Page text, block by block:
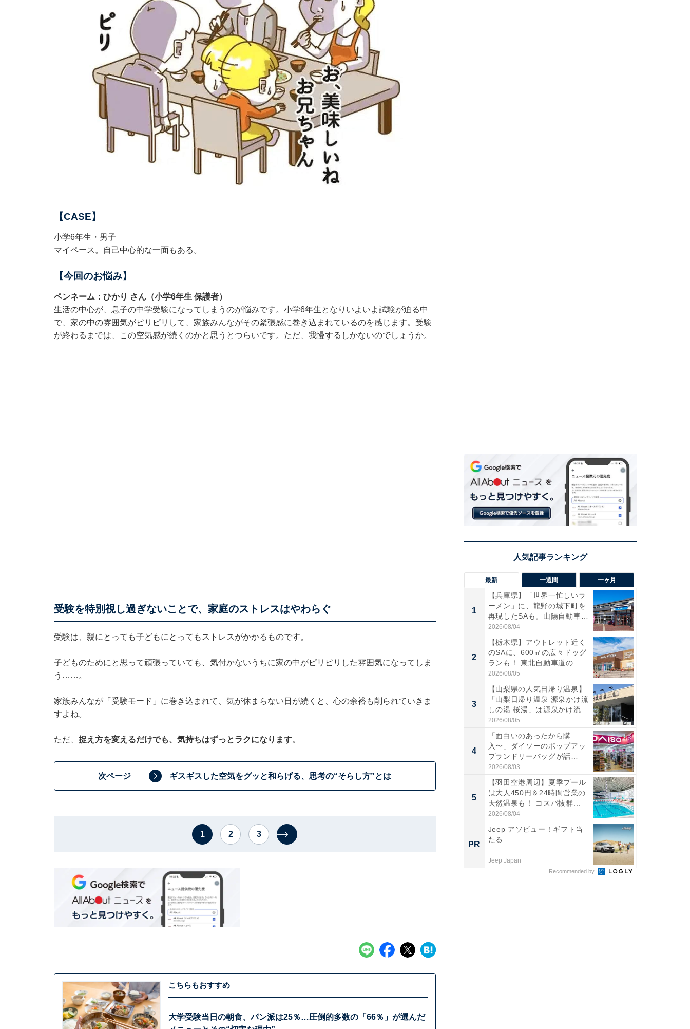
【CASE】
小学6年生・男子
マイペース。自己中心的な一面もある。
【今回のお悩み】
ペンネーム：ひかり さん（小学6年生 保護者）
生活の中心が、息子の中学受験になってしまうのが悩みです。小学6年生となりいよいよ試験が迫る中
で、家の中の雰囲気がピリピリして、家族みんながその緊張感に巻き込まれているのを感じます。受験
が終わるまでは、この空気感が続くのかと思うとつらいです。ただ、我慢するしかないのでしょうか。
受験を特別視し過ぎないことで、家庭のストレスはやわらぐ
受験は、親にとっても子どもにとってもストレスがかかるものです。
子どものためにと思って頑張っていても、気付かないうちに家の中がピリピリした雰囲気になってしま
う……。
家族みんなが「受験モード」に巻き込まれて、気が休まらない日が続くと、心の余裕も削られていきま
すよね。
ただ、 捉え方を変えるだけでも、気持ちはずっとラクになります。
次ページ ギスギスした空気をグッと和らげる、思考の“そらし方”とは
1 2 3
こちらもおすすめ
大学受験当日の朝食、パン派は25％…圧倒的多数の「66％」が選んだ
最新 一週間 一ヶ月
1
【兵庫県】「世界一忙しいラ
ーメン」に、龍野の城下町を
再現したSAも。山陽自動車
道...
2026/08/04
2
【栃木県】アウトレット近く
のSAに、600㎡の広々ドッグ
ランも！ 東北自動車道の...
2026/08/05
3
【山梨県の人気日帰り温泉】
「山梨日帰り温泉 源泉かけ流
しの湯 桜湯」は源泉かけ流...
2026/08/05
4
「面白いのあったから購
入〜」ダイソーのポップアッ
プランドリーバッグが話
題。“さま...
2026/08/03
5
【羽田空港周辺】夏季プール
は大人450円＆24時間営業の
天然温泉も！ コスパ抜群...
2026/08/04
PR
Jeep アソビュー！ギフト当
たる
Jeep Japan
Recommended by